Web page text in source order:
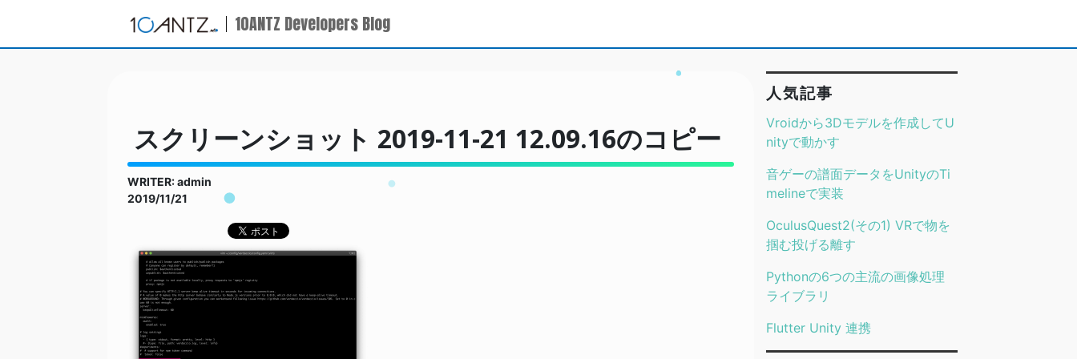
10ANTZ Developers Blog
スクリーンショット 2019-11-21 12.09.16のコピー
WRITER: admin
2019/11/21
人気記事
Vroidから3Dモデルを作成してU
nityで動かす
音ゲーの譜面データをUnityのTi
melineで実装
OculusQuest2(その1) VRで物を
掴む投げる離す
Pythonの6つの主流の画像処理
ライブラリ
Flutter Unity 連携